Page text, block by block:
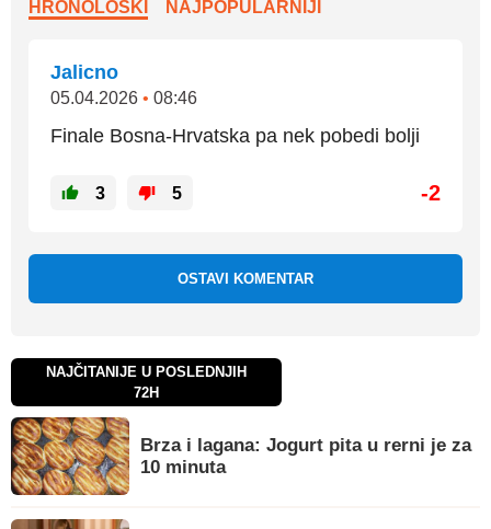
HRONOLOŠKI NAJPOPULARNIJI
Jalicno
05.04.2026 • 08:46
Finale Bosna-Hrvatska pa nek pobedi bolji
3 5 -2
OSTAVI KOMENTAR
NAJČITANIJE U POSLEDNJIH
72H
Brza i lagana: Jogurt pita u rerni je za
10 minuta